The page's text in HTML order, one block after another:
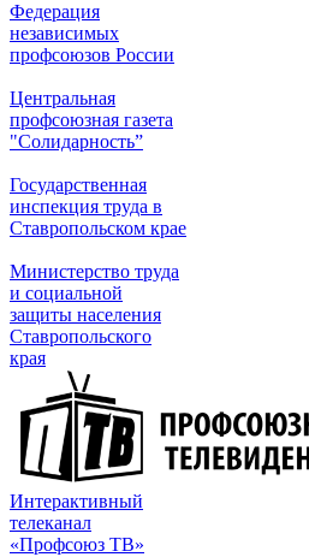
Федерация
независимых
профсоюзов России
Центральная
профсоюзная газета
"Солидарность”
Государственная
инспекция труда в
Ставропольском крае
Министерство труда
и социальной
защиты населения
Ставропольского
края
Интерактивный
телеканал
«Профсоюз ТВ»